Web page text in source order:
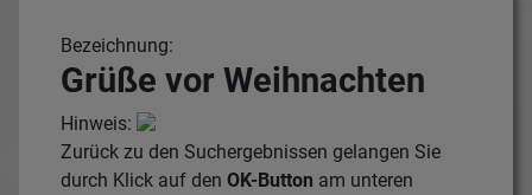
Bezeichnung:
Grüße vor Weihnachten
Hinweis:
Zurück zu den Suchergebnissen gelangen Sie
durch Klick auf den OK-Button am unteren